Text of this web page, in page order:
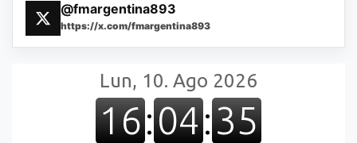
@fmargentina893
https://x.com/fmargentina893